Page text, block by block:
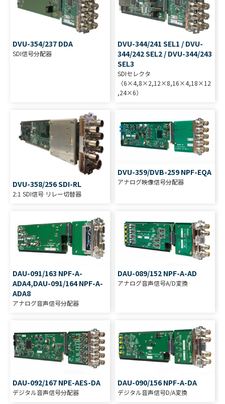
DVU-354/237 DDA
SDI信号分配器
DVU-344/241 SEL1 / DVU-
344/242 SEL2 / DVU-344/243
SEL3
SDIセレクタ
（6×4,8×2,12×8,16×4,18×12
,24×6）
DVU-358/256 SDI-RL
2:1 SDI信号 リレー切替器
DVU-359/DVB-259 NPF-EQA
アナログ映像信号分配器
DAU-091/163 NPF-A-
ADA4,DAU-091/164 NPF-A-
ADA8
アナログ音声信号分配器
DAU-089/152 NPF-A-AD
アナログ音声信号A/D変換
DAU-092/167 NPE-AES-DA
デジタル音声信号分配器
DAU-090/156 NPF-A-DA
デジタル音声信号D/A変換